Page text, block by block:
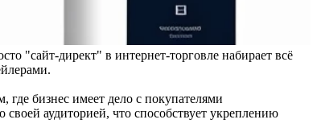
"сайт-директ" в интернет-торговле набирает всё
где бизнес имеет дело с покупателями
аудиторией, что способствует укреплению